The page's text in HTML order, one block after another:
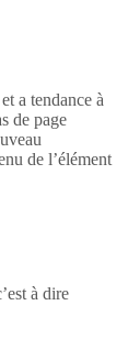
a tendance à
de page
de l’élément
à dire